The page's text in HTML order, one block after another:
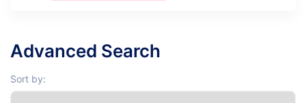
Advanced Search
Sort by: